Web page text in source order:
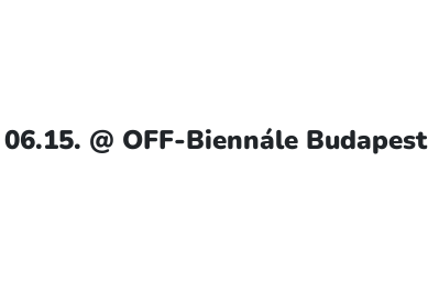
@ OFF-Biennále Budapest